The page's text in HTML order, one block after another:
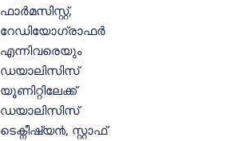
ഫാർമസിസ്റ്റ്,
റേഡിയോഗ്രാഫർ
എന്നിവരെയും
ഡയാലിസിസ്
യൂണിറ്റിലേക്ക്
ഡയാലിസിസ്
ടെക്നീഷ്യ൯, സ്റ്റാഫ്